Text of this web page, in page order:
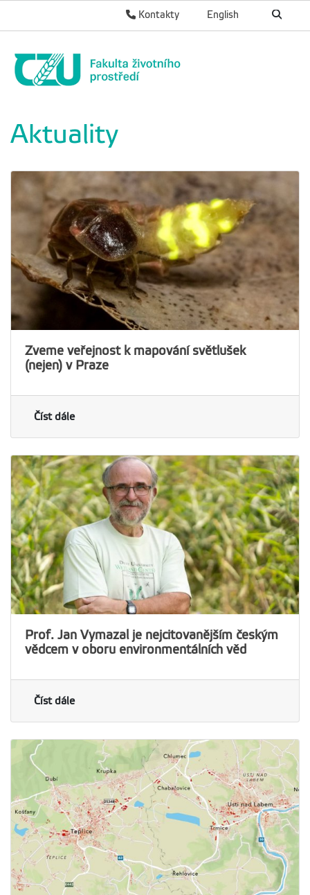
English
Kontakty
Aktuality
Zveme veřejnost k mapování světlušek
(nejen) v Praze
Číst dále
Prof. Jan Vymazal je nejcitovanějším českým
vědcem v oboru environmentálních věd
Číst dále